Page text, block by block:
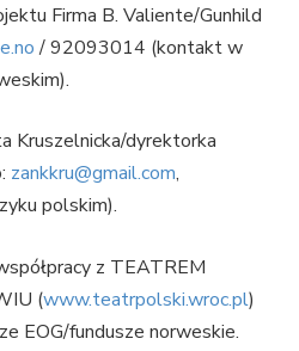
Firma B. Valiente/Gunhild
/ 92093014 (kontakt w
Kruszelnicka/dyrektorka
zankkru@gmail.com,
polskim).
z TEATREM
(www.teatrpolski.wroc.pl)
EOG/fundusze norweskie.